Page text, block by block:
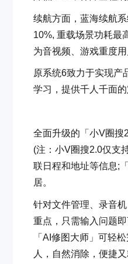
续航方面，蓝海续航
10%, 重载场景功耗最
为音视频、游戏重度
原系统6致力于实现产
学习，提供千人千面
全面升级的「小V圈搜
(注：小V圈搜2.0仅支
联日程和地址等信息;
居。
针对文件管理、录音
重点，只需输入问题
「AI修图大师」可轻
人，自然消除，便捷又